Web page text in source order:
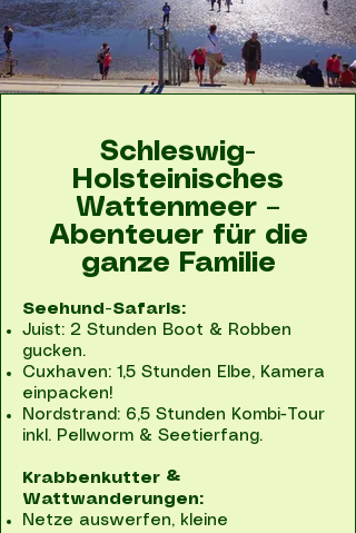
Schleswig-
Holsteinisches
Wattenmeer –
Abenteuer für die
ganze Familie
Seehund-Safaris:
Juist: 2 Stunden Boot & Robben
gucken.
Cuxhaven: 1,5 Stunden Elbe, Kamera
einpacken!
Nordstrand: 6,5 Stunden Kombi-Tour
inkl. Pellworm & Seetierfang.
Krabbenkutter &
Wattwanderungen:
Netze auswerfen, kleine